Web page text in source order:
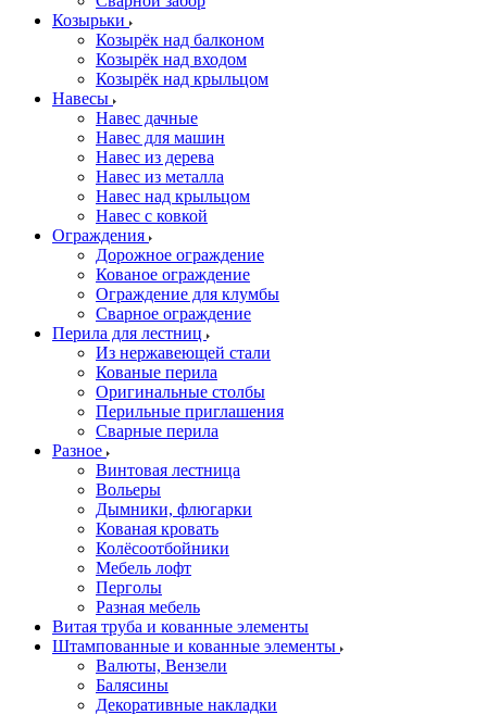
Козырьки
Козырёк над балконом
Козырёк над входом
Козырёк над крыльцом
Навесы
Навес дачные
Навес для машин
Навес из дерева
Навес из металла
Навес над крыльцом
Навес с ковкой
Ограждения
Дорожное ограждение
Кованое ограждение
Ограждение для клумбы
Сварное ограждение
Перила для лестниц
Из нержавеющей стали
Кованые перила
Оригинальные столбы
Перильные приглашения
Сварные перила
Разное
Винтовая лестница
Вольеры
Дымники, флюгарки
Кованая кровать
Колёсоотбойники
Мебель лофт
Перголы
Разная мебель
Витая труба и кованные элементы
Штампованные и кованные элементы
Валюты, Вензели
Балясины
Декоративные накладки